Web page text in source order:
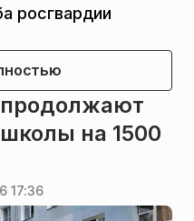
росгвардии
на 1500
17:36